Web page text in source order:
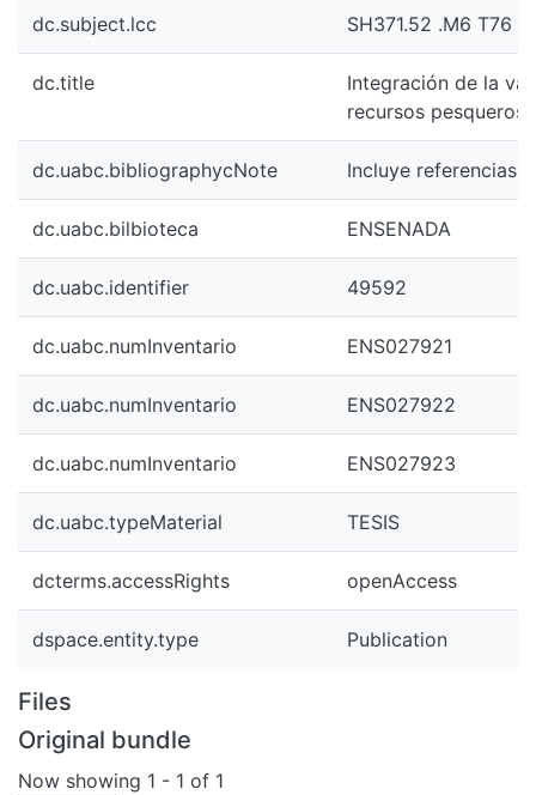
dc.subject.lcc SH371.52 .M6 T76
dc.title
Integración de la
recursos pesqueros
dc.uabc.bibliographycNote Incluye referencias
dc.uabc.bilbioteca ENSENADA
dc.uabc.identifier 49592
dc.uabc.numInventario ENS027921
dc.uabc.numInventario ENS027922
dc.uabc.numInventario ENS027923
dc.uabc.typeMaterial TESIS
dcterms.accessRights openAccess
dspace.entity.type Publication
Files
Original bundle
Now showing 1 - 1 of 1